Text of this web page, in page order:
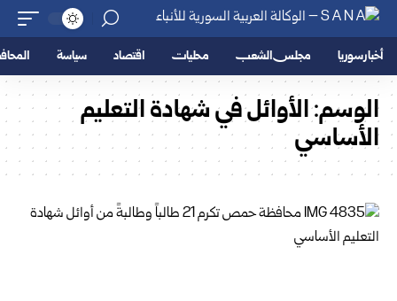
أخبار سوريا مجلس الشعب محليات اقتصاد سياسة
الوسم:الأوائل في شهادة التعليم
الأساسي